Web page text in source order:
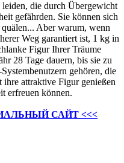
die durch Übergewicht
gefährden. Sie können sich
Aber warum, wenn
Weg garantiert ist, 1 kg in
Figur Ihrer Träume
28 Tage dauern, bis sie zu
gehören, die
ihre attraktive Figur genießen
erfreuen können.
САЙТ <<<